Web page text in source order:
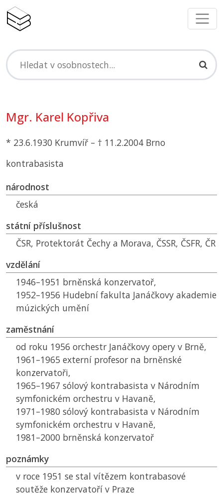
Mgr. Karel Kopřiva
* 23.6.1930 Krumvíř – † 11.2.2004 Brno
kontrabasista
národnost
česká
státní příslušnost
ČSR, Protektorát Čechy a Morava, ČSSR, ČSFR, ČR
vzdělání
1946–1951 brněnská konzervatoř,
1952–1956 Hudební fakulta Janáčkovy akademie
múzických umění
zaměstnání
od roku 1956 orchestr Janáčkovy opery v Brně,
1961–1965 externí profesor na brněnské
konzervatoři,
1965–1967 sólový kontrabasista v Národním
symfonickém orchestru v Havaně,
1971–1980 sólový kontrabasista v Národním
symfonickém orchestru v Havaně,
1981–2000 brněnská konzervatoř
poznámky
v roce 1951 se stal vítězem kontrabasové
soutěže konzervatoří v Praze